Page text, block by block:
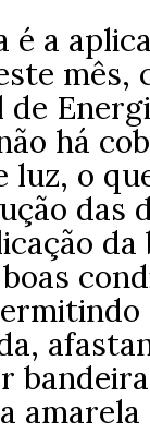
a
mês,
de
há
luz, o
das